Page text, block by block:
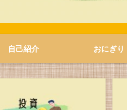
自己紹介 おにぎり